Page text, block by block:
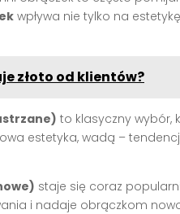
wpływa nie tylko na
złoto od klientów?
to klasyczny wybór,
estetyka, wadą –
staje się coraz
i nadaje obrączkom